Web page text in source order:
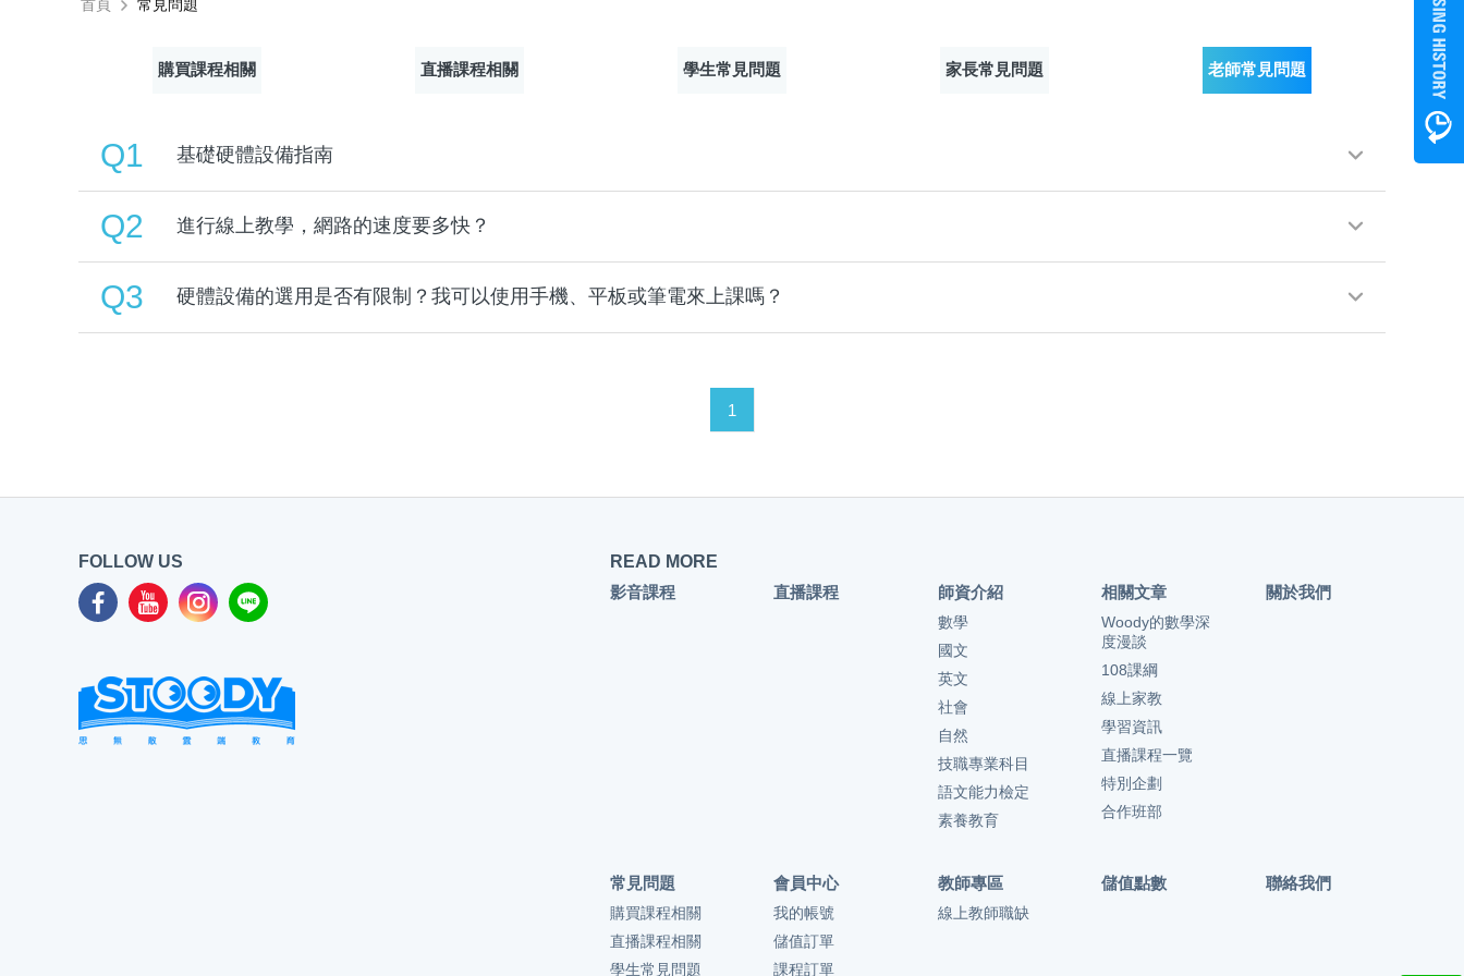
首頁 常見問題
購買課程相關 直播課程相關 學生常見問題 家長常見問題 老師常見問題
Q1 基礎硬體設備指南
Q2 進行線上教學，網路的速度要多快？
Q3 硬體設備的選用是否有限制？我可以使用手機、平板或筆電來上課嗎？
1
FOLLOW US
READ MORE
影音課程
直播課程 師資介紹
數學
國文
英文
社會
自然
技職專業科目
語文能力檢定
素養教育
相關文章
Woody的數學深
度漫談
108課綱
線上家教
學習資訊
直播課程一覽
特別企劃
合作班部
關於我們
常見問題
購買課程相關
直播課程相關
學生常見問題
會員中心
我的帳號
儲值訂單
課程訂單
教師專區
線上教師職缺
儲值點數 聯絡我們